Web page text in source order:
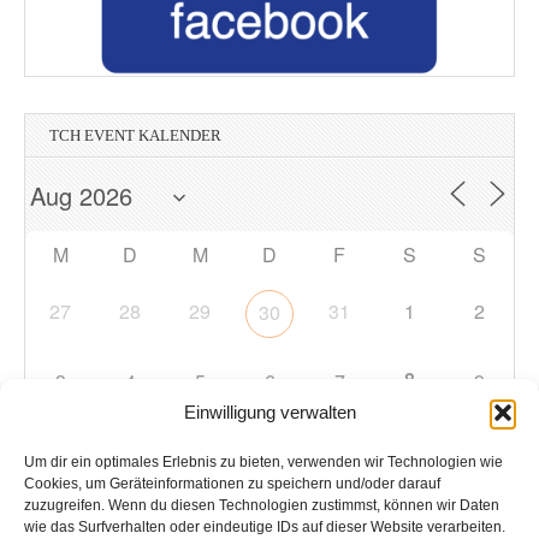
Einwilligung verwalten
Um dir ein optimales Erlebnis zu bieten, verwenden wir Technologien wie
Cookies, um Geräteinformationen zu speichern und/oder darauf
zuzugreifen. Wenn du diesen Technologien zustimmst, können wir Daten
wie das Surfverhalten oder eindeutige IDs auf dieser Website verarbeiten.
TCH EVENT KALENDER
M D M D F S S
27 28 29 30 31 1 2
3 4 5 6 7 8 9
10 11 12 13 14 15
17 18 19 20 21 22 23